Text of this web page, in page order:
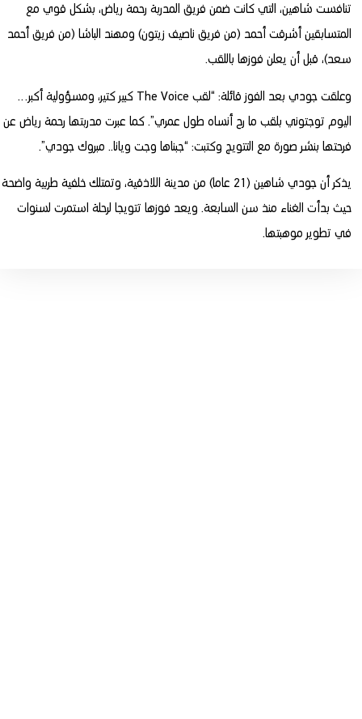
تنافست شاهين، التي كانت ضمن فريق المدربة رحمة رياض، بشكل قوي مع
المتسابقين أشرقت أحمد (من فريق ناصيف زيتون) ومهند الباشا (من فريق أحمد
سعد)، قبل أن يعلن فوزها باللقب.
وعلقت جودي بعد الفوز قائلة: “لقب The Voice كبير كتير، ومسؤولية أكبر…
اليوم توجتوني بلقب ما رح أنساه طول عمري”. كما عبرت مدربتها رحمة رياض عن
فرحتها بنشر صورة مع التتويج وكتبت: “جبناها وجت ويانا.. مبروك جودي”.
يذكر أن جودي شاهين (21 عاما) من مدينة اللاذقية، وتمتلك خلفية طربية واضحة
حيث بدأت الغناء منذ سن السابعة. ويعد فوزها تتويجا لرحلة استمرت لسنوات
في تطوير موهبتها.